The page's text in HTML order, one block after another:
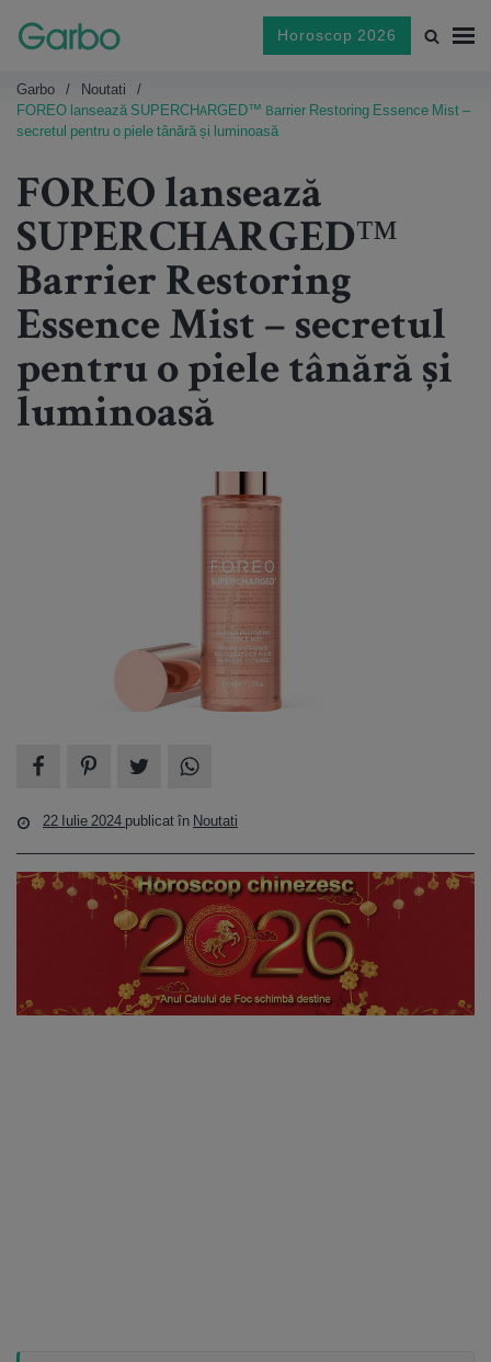
Horoscop 2026
Garbo
Noutati
FOREO lansează SUPERCHARGED™ Barrier Restoring Essence Mist –
secretul pentru o piele tânără și luminoasă
FOREO lansează
SUPERCHARGED™
Barrier Restoring
Essence Mist – secretul
pentru o piele tânără și
luminoasă
22 Iulie 2024 publicat în Noutati